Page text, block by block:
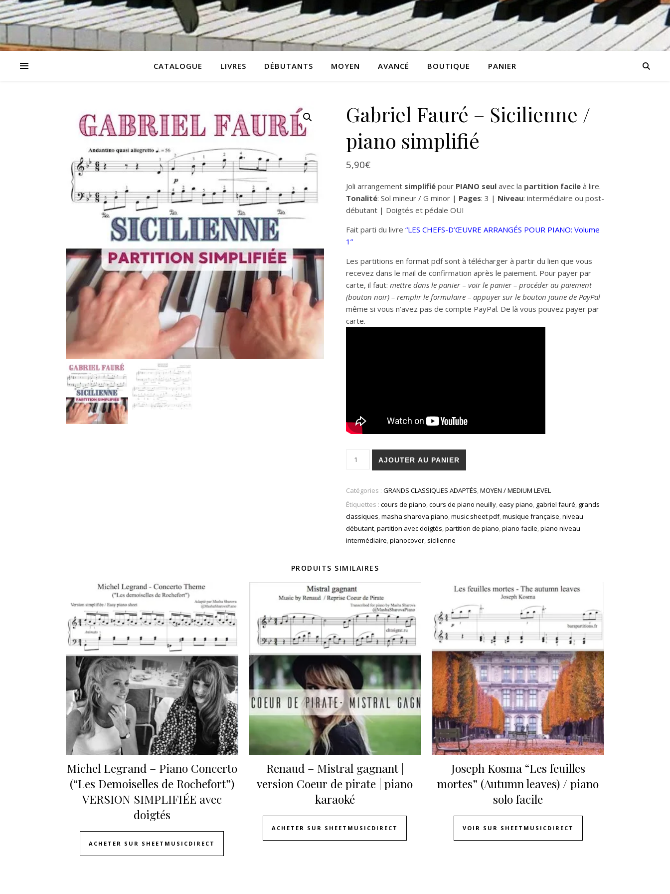
CATALOGUE LIVRES DÉBUTANTS MOYEN AVANCÉ BOUTIQUE PANIER
Gabriel Fauré – Sicilienne /
piano simplifié
5,90€
Joli arrangementsimplifié pourPIANO seulavec la partition facileà lire.
Tonalité: Sol mineur / G minor | Pages: 3 | Niveau: intermédiaire ou post-
débutant | Doigtés et pédale OUI
Fait parti du livre “LES CHEFS-D’ŒUVRE ARRANGÉS POUR PIANO: Volume
1”
Les partitions en format pdf sont à télécharger à partir du lien que vous
recevez dans le mail de confirmation après le paiement. Pour payer par
carte, il faut: mettre dans le panier– voir le panier – procéder au paiement
(bouton noir) – remplir le formulaire – appuyer sur le bouton jaune de PayPal
même si vous n’avez pas de compte PayPal. De là vous pouvez payer par
carte.
quantité de Gabriel Fauré - Sicilienne / piano simplifié
AJOUTER AU PANIER
Catégories : GRANDS CLASSIQUES ADAPTÉS,MOYEN / MEDIUM LEVEL
Étiquettes : cours de piano,cours de piano neuilly,easy piano, gabriel fauré, grands
classiques,masha sharova piano,music sheet pdf,musique française,niveau
débutant,partition avec doigtés,partition de piano,piano facile,piano niveau
intermédiaire,pianocover, sicilienne
PRODUITS SIMILAIRES
Michel Legrand – Piano Concerto
(“Les Demoiselles de Rochefort”)
VERSION SIMPLIFIÉE avec
doigtés
ACHETER SUR SHEETMUSICDIRECT
Renaud – Mistral gagnant |
version Coeur de pirate | piano
karaoké
ACHETER SUR SHEETMUSICDIRECT
Joseph Kosma “Les feuilles
mortes” (Autumn leaves) / piano
solo facile
VOIR SUR SHEETMUSICDIRECT